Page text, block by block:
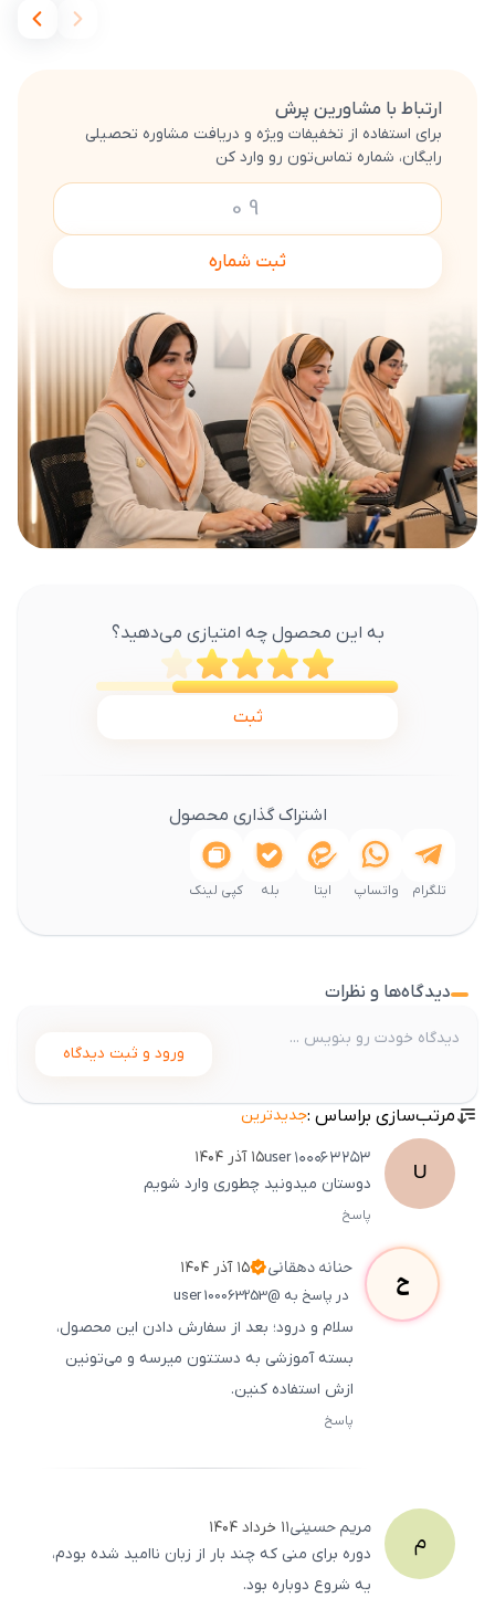
ارتباط با مشاورین پرش
برای استفاده از تخفیفات ویژه و دریافت مشاوره تحصیلی
رایگان، شماره تماس‌تون رو وارد کن
ثبت شماره
به این محصول چه امتیازی می‌دهید؟
ثبت
اشتراک گذاری محصول
تلگرام واتساپ ایتا بله کپی لینک
دیدگاه‌ها و نظرات
ورود و ثبت دیدگاه
مرتب‌سازی براساس :جدیدترین
U
user100063253
۱۵ آذر ۱۴۰۴
دوستان میدونید چطوری وارد شویم
پاسخ
ح حنانهدهقانی ۱۵ آذر ۱۴۰۴
در پاسخ به @user 100063253
سلام و درود؛ بعد از سفارش دادن این محصول،
بسته آموزشی به دستتون میرسه و می‌تونین
ازش استفاده کنین.
پاسخ
م مریمحسینی۱۱ خرداد ۱۴۰۴
دوره برای منی که چند بار از زبان ناامید شده بودم،
یه شروع دوباره بود.